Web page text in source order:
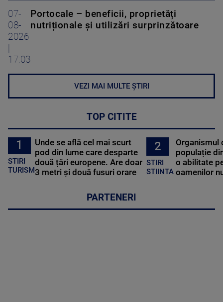
07-
08-
2026
17:03
Portocale – beneficii, proprietăți
nutriționale și utilizări surprinzătoare
VEZI MAI MULTE ȘTIRI
TOP CITITE
1
STIRI
TURISM
Unde se află cel mai scurt
pod din lume care desparte
două țări europene. Are doar
3 metri și două fusuri orare
2
STIRI
STIINTA
Organismul
populație
o abilitate
oamenilor
PARTENERI